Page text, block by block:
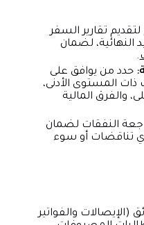
تقارير السفر
النهائية، لضمان
.
حدد من يوافق على
ذات المستوى الأدنى،
والفرق المالية
النفقات لضمان
تناقضات أو سوء
(الإيصالات والفواتير